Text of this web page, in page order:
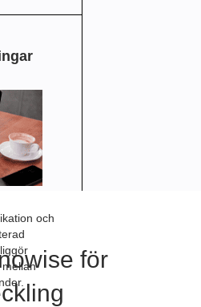
och
för